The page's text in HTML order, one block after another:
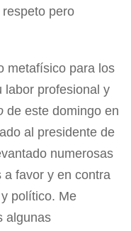
pero
metafísico para los
labor profesional y
de este domingo en
al presidente de
numerosas
a favor y en contra
político. Me
algunas